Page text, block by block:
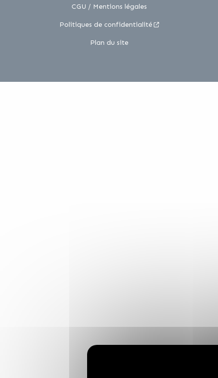
CGU / Mentions légales
Politiques de confidentialité
Plan du site